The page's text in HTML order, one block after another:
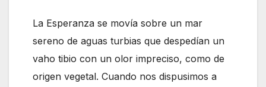
La Esperanza se movía sobre un mar
sereno de aguas turbias que despedían un
vaho tibio con un olor impreciso, como de
origen vegetal. Cuando nos dispusimos a